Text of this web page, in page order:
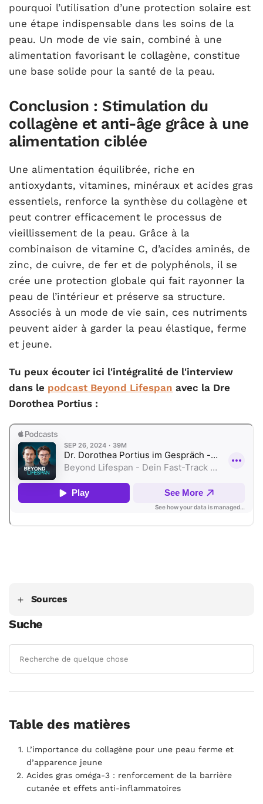
pourquoi l’utilisation d’une protection solaire est
une étape indispensable dans les soins de la
peau. Un mode de vie sain, combiné à une
alimentation favorisant le collagène, constitue
une base solide pour la santé de la peau.
Conclusion : Stimulation du
collagène et anti-âge grâce à une
alimentation ciblée
Une alimentation équilibrée, riche en
antioxydants, vitamines, minéraux et acides gras
essentiels, renforce la synthèse du collagène et
peut contrer efficacement le processus de
vieillissement de la peau. Grâce à la
combinaison de vitamine C, d’acides aminés, de
zinc, de cuivre, de fer et de polyphénols, il se
crée une protection globale qui fait rayonner la
peau de l’intérieur et préserve sa structure.
Associés à un mode de vie sain, ces nutriments
peuvent aider à garder la peau élastique, ferme
et jeune.
Tu peux écouter ici l'intégralité de l'interview
dans le podcast Beyond Lifespan avec la Dre
Dorothea Portius :
Sources
Suche
Table des matières
L’importance du collagène pour une peau ferme et
d’apparence jeune
Acides gras oméga-3 : renforcement de la barrière
cutanée et effets anti-inflammatoires